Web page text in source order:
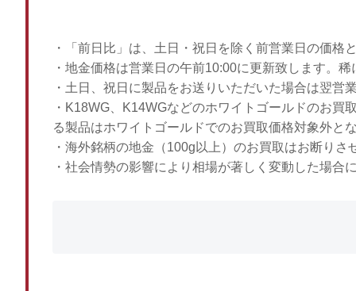
・「前日比」は、土日・祝日を除く前営業日の価格
・地金価格は営業日の午前10:00に更新致します。
・土日、祝日に製品をお送りいただいた場合は翌営
・K18WG、K14WGなどのホワイトゴールドのお
る製品はホワイトゴールドでのお買取価格対象外とな
・海外銘柄の地金（100g以上）のお買取はお断りさ
・社会情勢の影響により相場が著しく変動した場合